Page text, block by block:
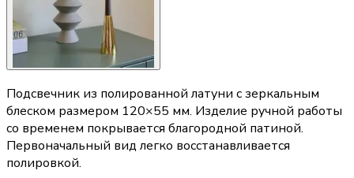
Подсвечник из полированной латуни с зеркальным
блеском размером 120×55 мм. Изделие ручной работы
со временем покрывается благородной патиной.
Первоначальный вид легко восстанавливается
полировкой.